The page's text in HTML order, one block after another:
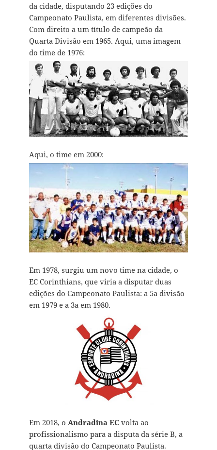
da cidade, disputando 23 edições do
Campeonato Paulista, em diferentes divisões.
Com direito a um título de campeão da
Quarta Divisão em 1965. Aqui, uma imagem
do time de 1976:
Aqui, o time em 2000:
Em 1978, surgiu um novo time na cidade, o
EC Corinthians, que viria a disputar duas
edições do Campeonato Paulista: a 5a divisão
em 1979 e a 3a em 1980.
Em 2018, o Andradina ECvolta ao
profissionalismo para a disputa da série B, a
quarta divisão do Campeonato Paulista.